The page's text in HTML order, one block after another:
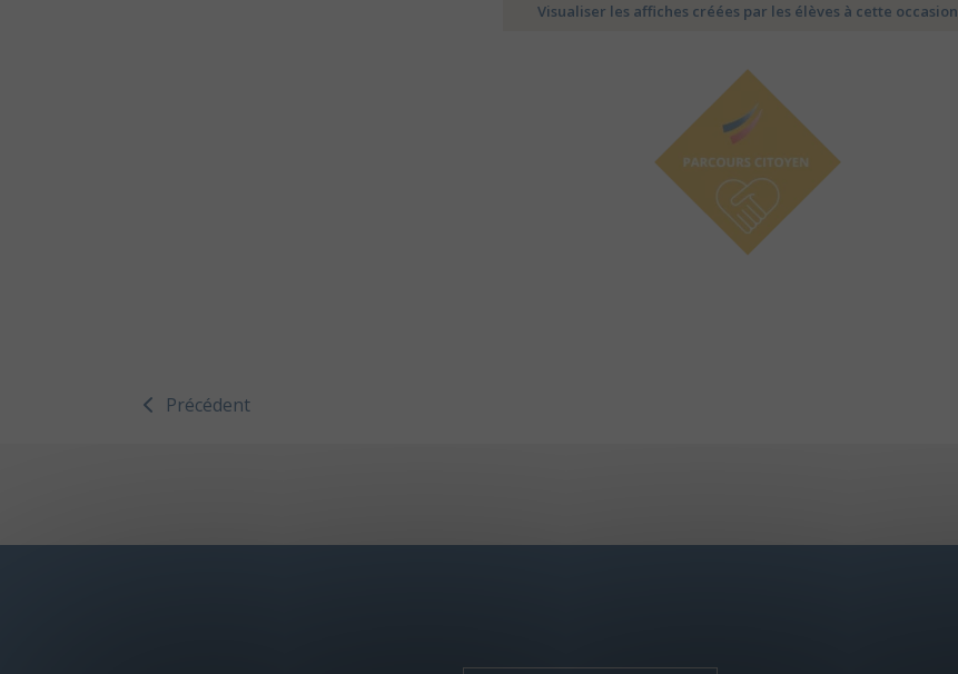
Visualiser les affiches créées par les élèves à cette occasion
Précédent